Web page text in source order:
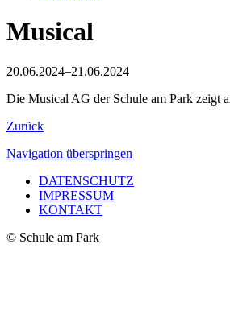
Musical
20.06.2024–21.06.2024
Die Musical AG der Schule am Park zeigt
Zurück
Navigation überspringen
DATENSCHUTZ
IMPRESSUM
KONTAKT
© Schule am Park